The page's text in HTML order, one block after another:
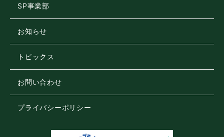
SP事業部
お知らせ
トピックス
お問い合わせ
プライバシーポリシー